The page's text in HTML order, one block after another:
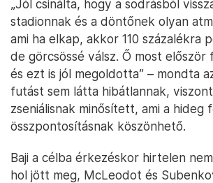
„Jól csinálta, hogy a sodrásból
stadionnak és a döntőnek olyan
ami ha elkap, akkor 110 százalékra
de görcsössé válsz. Ő most
és ezt is jól megoldotta” – mondta
futást sem látta hibátlannak,
zseniálisnak minősített, ami a hideg
összpontosításnak köszönhető.
Baji a célba érkezéskor hirtelen
hol jött meg, McLeodot és